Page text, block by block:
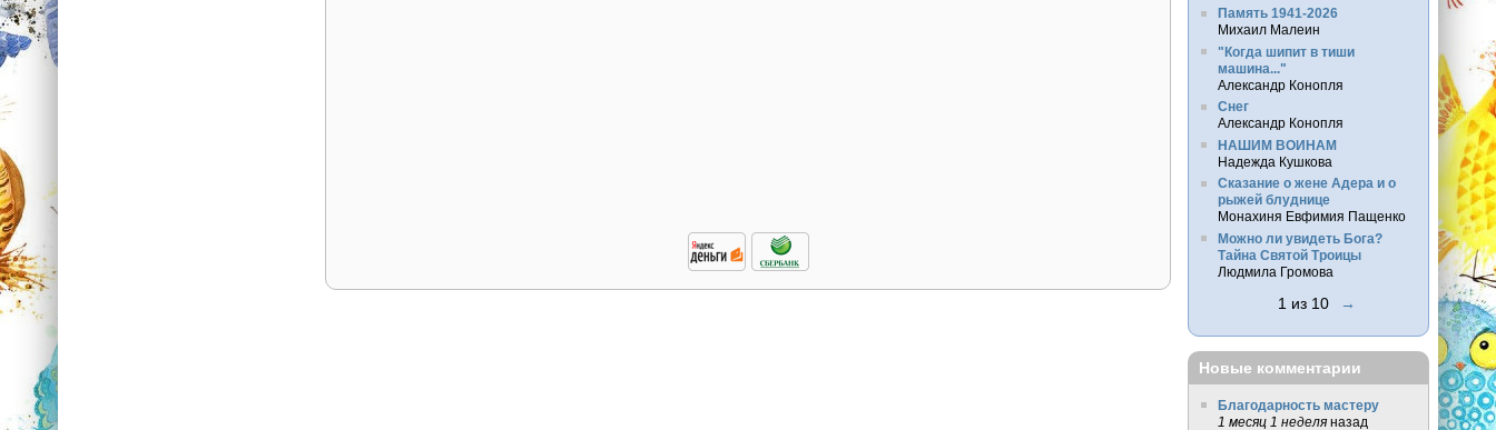
Память 1941-2026
Михаил Малеин
"Когда шипит в тиши
машина..."
Александр Конопля
Снег
Александр Конопля
НАШИМ ВОИНАМ
Надежда Кушкова
Сказание о жене Адера и о
рыжей блуднице
Монахиня Евфимия Пащенко
Можно ли увидеть Бога?
Тайна Святой Троицы
Людмила Громова
1 из 10 →
Новые комментарии
Благодарность мастеру
1 месяц 1 неделяназад